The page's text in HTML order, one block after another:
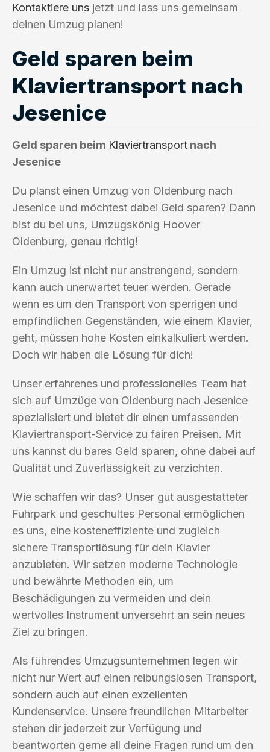
Kontaktiere uns jetzt und lass uns gemeinsam
deinen Umzug planen!
Geld sparen beim
Klaviertransport nach
Jesenice
Geld sparen beim Klaviertransport nach
Jesenice
Du planst einen Umzug von Oldenburg nach
Jesenice und möchtest dabei Geld sparen? Dann
bist du bei uns, Umzugskönig Hoover
Oldenburg, genau richtig!
Ein Umzug ist nicht nur anstrengend, sondern
kann auch unerwartet teuer werden. Gerade
wenn es um den Transport von sperrigen und
empfindlichen Gegenständen, wie einem Klavier,
geht, müssen hohe Kosten einkalkuliert werden.
Doch wir haben die Lösung für dich!
Unser erfahrenes und professionelles Team hat
sich auf Umzüge von Oldenburg nach Jesenice
spezialisiert und bietet dir einen umfassenden
Klaviertransport-Service zu fairen Preisen. Mit
uns kannst du bares Geld sparen, ohne dabei auf
Qualität und Zuverlässigkeit zu verzichten.
Wie schaffen wir das? Unser gut ausgestatteter
Fuhrpark und geschultes Personal ermöglichen
es uns, eine kosteneffiziente und zugleich
sichere Transportlösung für dein Klavier
anzubieten. Wir setzen moderne Technologie
und bewährte Methoden ein, um
Beschädigungen zu vermeiden und dein
wertvolles Instrument unversehrt an sein neues
Ziel zu bringen.
Als führendes Umzugsunternehmen legen wir
nicht nur Wert auf einen reibungslosen Transport,
sondern auch auf einen exzellenten
Kundenservice. Unsere freundlichen Mitarbeiter
stehen dir jederzeit zur Verfügung und
beantworten gerne all deine Fragen rund um den